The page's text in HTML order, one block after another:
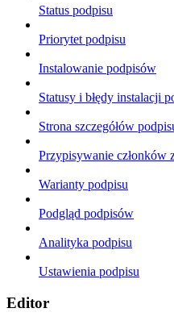
Status podpisu
Priorytet podpisu
Instalowanie podpisów
Statusy i błędy instalacji
Strona szczegółów
Przypisywanie członków
Warianty podpisu
Podgląd podpisów
Analityka podpisu
Ustawienia podpisu
Editor